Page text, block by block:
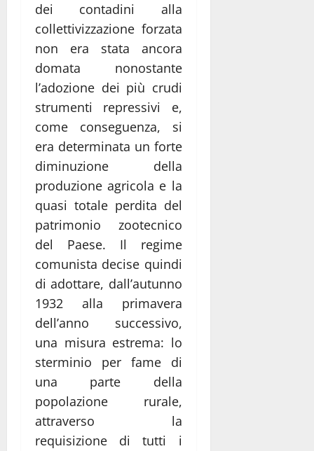
dei contadini alla
collettivizzazione forzata
non era stata ancora
domata nonostante
l’adozione dei più crudi
strumenti repressivi e,
come conseguenza, si
era determinata un forte
diminuzione della
produzione agricola e la
quasi totale perdita del
patrimonio zootecnico
del Paese. Il regime
comunista decise quindi
di adottare, dall’autunno
1932 alla primavera
dell’anno successivo,
una misura estrema: lo
sterminio per fame di
una parte della
popolazione rurale,
attraverso la
requisizione di tutti i